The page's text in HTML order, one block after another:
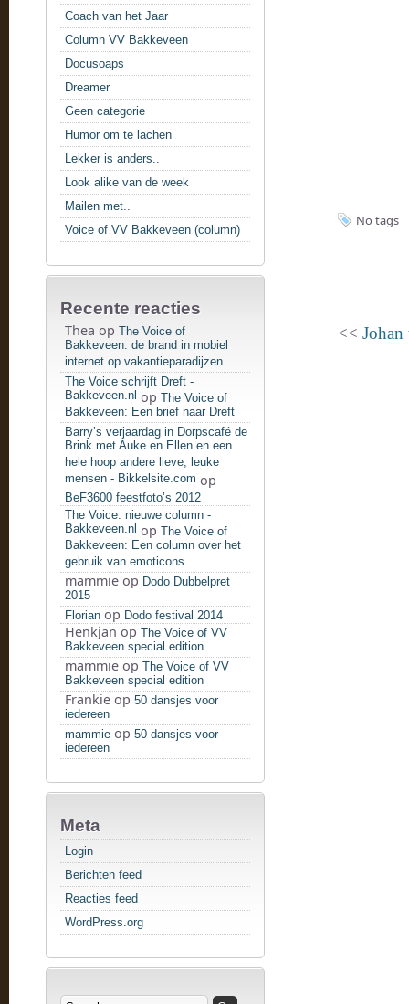
Coach van het Jaar
Column VV Bakkeveen
Docusoaps
Dreamer
Geen categorie
Humor om te lachen
Lekker is anders..
Look alike van de week
Mailen met..
Voice of VV Bakkeveen (column)
Recente reacties
Thea op The Voice of
Bakkeveen: de brand in mobiel
internet op vakantieparadijzen
The Voice schrijft Dreft -
Bakkeveen.nl op The Voice of
Bakkeveen: Een brief naar Dreft
Barry’s verjaardag in Dorpscafé de
Brink met Auke en Ellen en een
hele hoop andere lieve, leuke
mensen - Bikkelsite.com op
BeF3600 feestfoto’s 2012
The Voice: nieuwe column -
Bakkeveen.nl op The Voice of
Bakkeveen: Een column over het
gebruik van emoticons
mammie op Dodo Dubbelpret
2015
Florian op Dodo festival 2014
Henkjan op The Voice of VV
Bakkeveen special edition
mammie op The Voice of VV
Bakkeveen special edition
Frankie op 50 dansjes voor
iedereen
mammie op 50 dansjes voor
iedereen
Meta
Login
Berichten feed
Reacties feed
WordPress.org
No tags
<< Johan